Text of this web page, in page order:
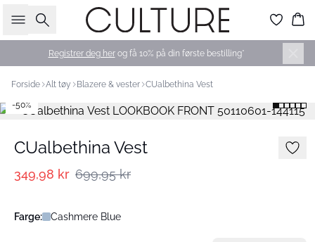
Søk
Registrer deg herog få 10% på din første bestilling*
Forside Alt tøy Blazere & vester CUalbethina Vest
-50%
CUalbethina Vest
349,98 kr 699,95 kr
Farge: Cashmere Blue